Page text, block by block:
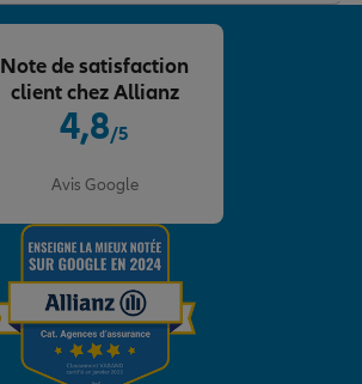
4,8/5
Avis Google
Note de satisfaction
client chez Allianz